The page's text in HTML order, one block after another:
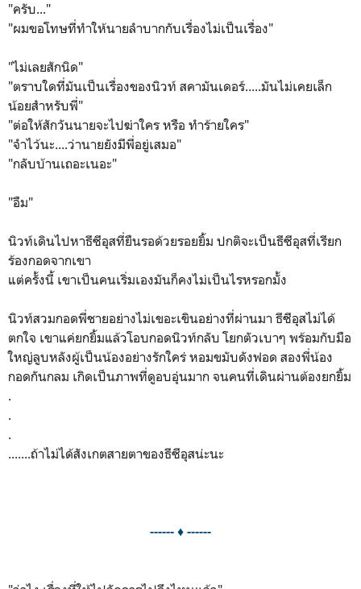
"ครับ..."
"ผมขอโทษที่ทำให้นายลำบากกับเรื่องไม่เป็นเรื่อง"
"ไม่เลยสักนิด"
"ตราบใดที่มันเป็นเรื่องของนิวท์ สคามันเดอร์.....มันไม่เคยเล็ก
น้อยสำหรับพี่"
"ต่อให้สักวันนายจะไปฆ่าใคร หรือ ทำร้ายใคร"
"จำไว้นะ....ว่านายยังมีพี่อยู่เสมอ"
"กลับบ้านเถอะเนอะ"
"อืม"
นิวท์เดินไปหาธีซีอุสที่ยืนรอด้วยรอยยิ้ม ปกติจะเป็นธีซีอุสที่เรียก
ร้องกอดจากเขา
แต่ครั้งนี้ เขาเป็นคนเริ่มเองมันก็คงไม่เป็นไรหรอกมั้ง
นิวท์สวมกอดพี่ชายอย่างไม่เขอะเขินอย่างที่ผ่านมา ธีซีอุสไม่ได้
ตกใจ เขาแค่ยกยิ้มแล้วโอบกอดนิวท์กลับ โยกตัวเบาๆ พร้อมกับมือ
ใหญ่ลูบหลังผู้เป็นน้องอย่างรักใคร่ หอมขมับดังฟอด สองพี่น้อง
กอดกันกลม เกิดเป็นภาพที่ดูอบอุ่นมาก จนคนที่เดินผ่านต้องยกยิ้ม
.
.
.
.......ถ้าไม่ได้สังเกตสายตาของธีซีอุสน่ะนะ
------ ♦ ------